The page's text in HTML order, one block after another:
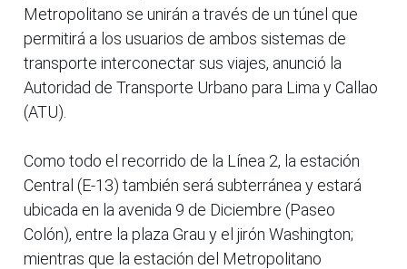
Metropolitano se unirán a través de un túnel que
permitirá a los usuarios de ambos sistemas de
transporte interconectar sus viajes, anunció la
Autoridad de Transporte Urbano para Lima y Callao
(ATU).
Como todo el recorrido de la Línea 2, la estación
Central (E-13) también será subterránea y estará
ubicada en la avenida 9 de Diciembre (Paseo
Colón), entre la plaza Grau y el jirón Washington;
mientras que la estación del Metropolitano